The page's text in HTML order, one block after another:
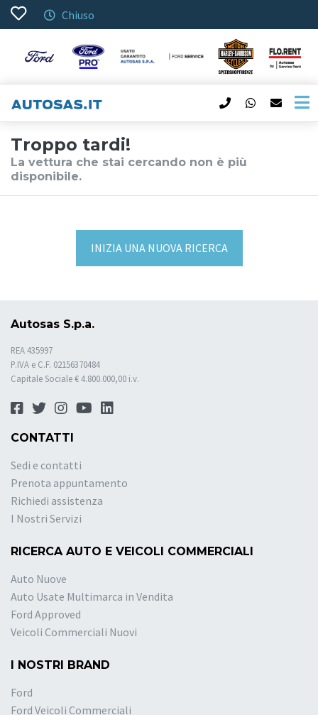
Chiuso
Troppo tardi!
La vettura che stai cercando non è più
disponibile.
INIZIA UNA NUOVA RICERCA
Autosas S.p.a.
REA 435997
P.IVA e C.F. 02156370484
Capitale Sociale € 4.800.000,00 i.v.
CONTATTI
Sedi e contatti
Prenota appuntamento
Richiedi assistenza
I Nostri Servizi
RICERCA AUTO E VEICOLI COMMERCIALI
Auto Nuove
Auto Usate Multimarca in Vendita
Ford Approved
Veicoli Commerciali Nuovi
I NOSTRI BRAND
Ford
Ford Veicoli Commerciali